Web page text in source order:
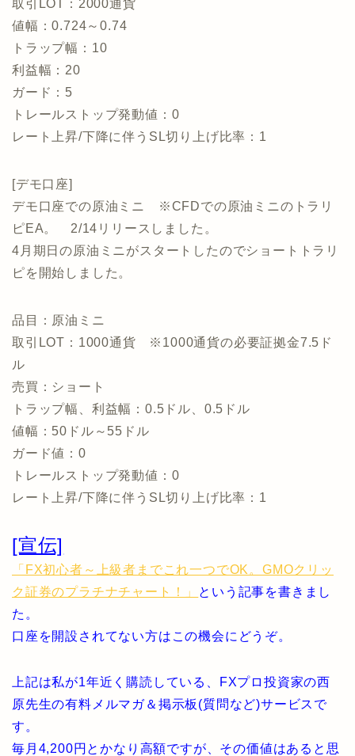
取引LOT：2000通貨
値幅：0.724～0.74
トラップ幅：10
利益幅：20
ガード：5
トレールストップ発動値：0
レート上昇/下降に伴うSL切り上げ比率：1
[デモ口座]
デモ口座での原油ミニ ※CFDでの原油ミニのトラリ
ピEA。 2/14リリースしました。
4月期日の原油ミニがスタートしたのでショートトラリ
ピを開始しました。
品目：原油ミニ
取引LOT：1000通貨 ※1000通貨の必要証拠金7.5ド
ル
売買：ショート
トラップ幅、利益幅：0.5ドル、0.5ドル
値幅：50ドル～55ドル
ガード値：0
トレールストップ発動値：0
レート上昇/下降に伴うSL切り上げ比率：1
[宣伝]
「FX初心者～上級者までこれ一つでOK。GMOクリッ
ク証券のプラチナチャート！」
という記事を書きまし
た。
口座を開設されてない方はこの機会にどうぞ。
上記は私が1年近く購読している、FXプロ投資家の西
原先生の有料メルマガ＆掲示板(質問など)サービスで
す。
毎月4,200円とかなり高額ですが、その価値はあると思